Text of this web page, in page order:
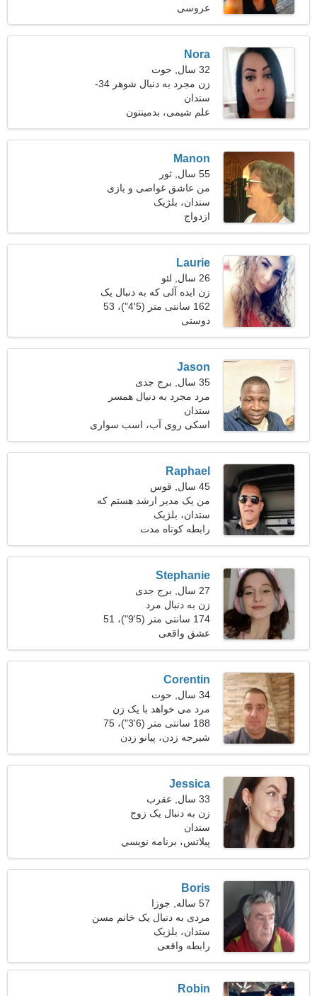
عروسی
Nora
32 سال, حوت
زن مجرد به دنبال شوهر 34-
40
ستدان
علم شیمی، بدمینتون
Manon
55 سال, ثور
من عاشق غواصی و بازی
های ویدیویی هستم
ستدان، بلژیک
ازدواج
Laurie
26 سال, لئو
زن ایده آلی که به دنبال یک
رابطه پرشور است
162 سانتی متر (5'4")، 53
کیلوگرم (116 پوند)
دوستی
Jason
35 سال, برج جدی
مرد مجرد به دنبال همسر
ستدان
اسکی روی آب، اسب سواری
Raphael
45 سال, قوس
من یک مدیر ارشد هستم که
به دنبال یک زن احساسی
هستم
ستدان، بلژیک
رابطه کوتاه مدت
Stephanie
27 سال, برج جدی
زن به دنبال مرد
174 سانتی متر (5'9")، 51
کیلوگرم (112 پوند)
عشق واقعی
Corentin
34 سال, حوت
مرد می خواهد با یک زن
ملاقات کند
188 سانتی متر (6'3")، 75
کیلوگرم (165 پوند)
شیرجه زدن، پیانو زدن
Jessica
33 سال, عقرب
زن به دنبال یک زوج
ستدان
پیلاتس، برنامه نويسي
Boris
57 ساله, جوزا
مردی به دنبال یک خانم مسن
ستدان، بلژیک
رابطه واقعی
Robin